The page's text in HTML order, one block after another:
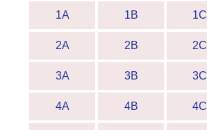
1A 1B 1C
2A 2B 2C
3A 3B 3C
4A 4B 4C